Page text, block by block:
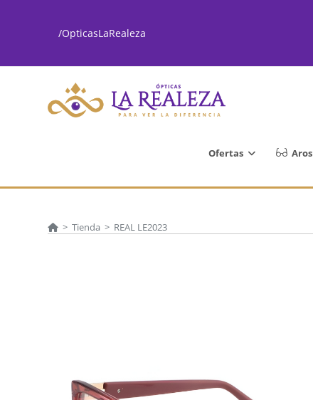
/OpticasLaRealeza
Ofertas Aros
> Tienda > REAL LE2023